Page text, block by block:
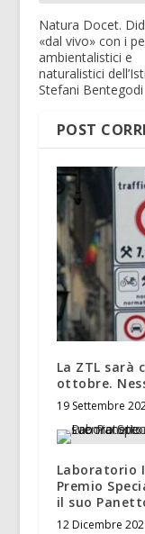
Natura Docet.
«dal vivo» con i
ambientalistici e
naturalistici
Stefani Bentegodi
POST
La ZTL sarà
ottobre.
19 Settembre
Laboratorio
Premio
il suo
12 Dicembre